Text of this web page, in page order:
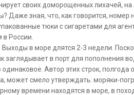
своих доморощенных лихачей,
Даже зная, что, как говорится,
тюки с сигаретами для
России.
в море длятся 2-3 недели.
заглядывает в порт для пополнения
Автор этих строк,
может смело утверждать: моряки-
времени находятся в море, в